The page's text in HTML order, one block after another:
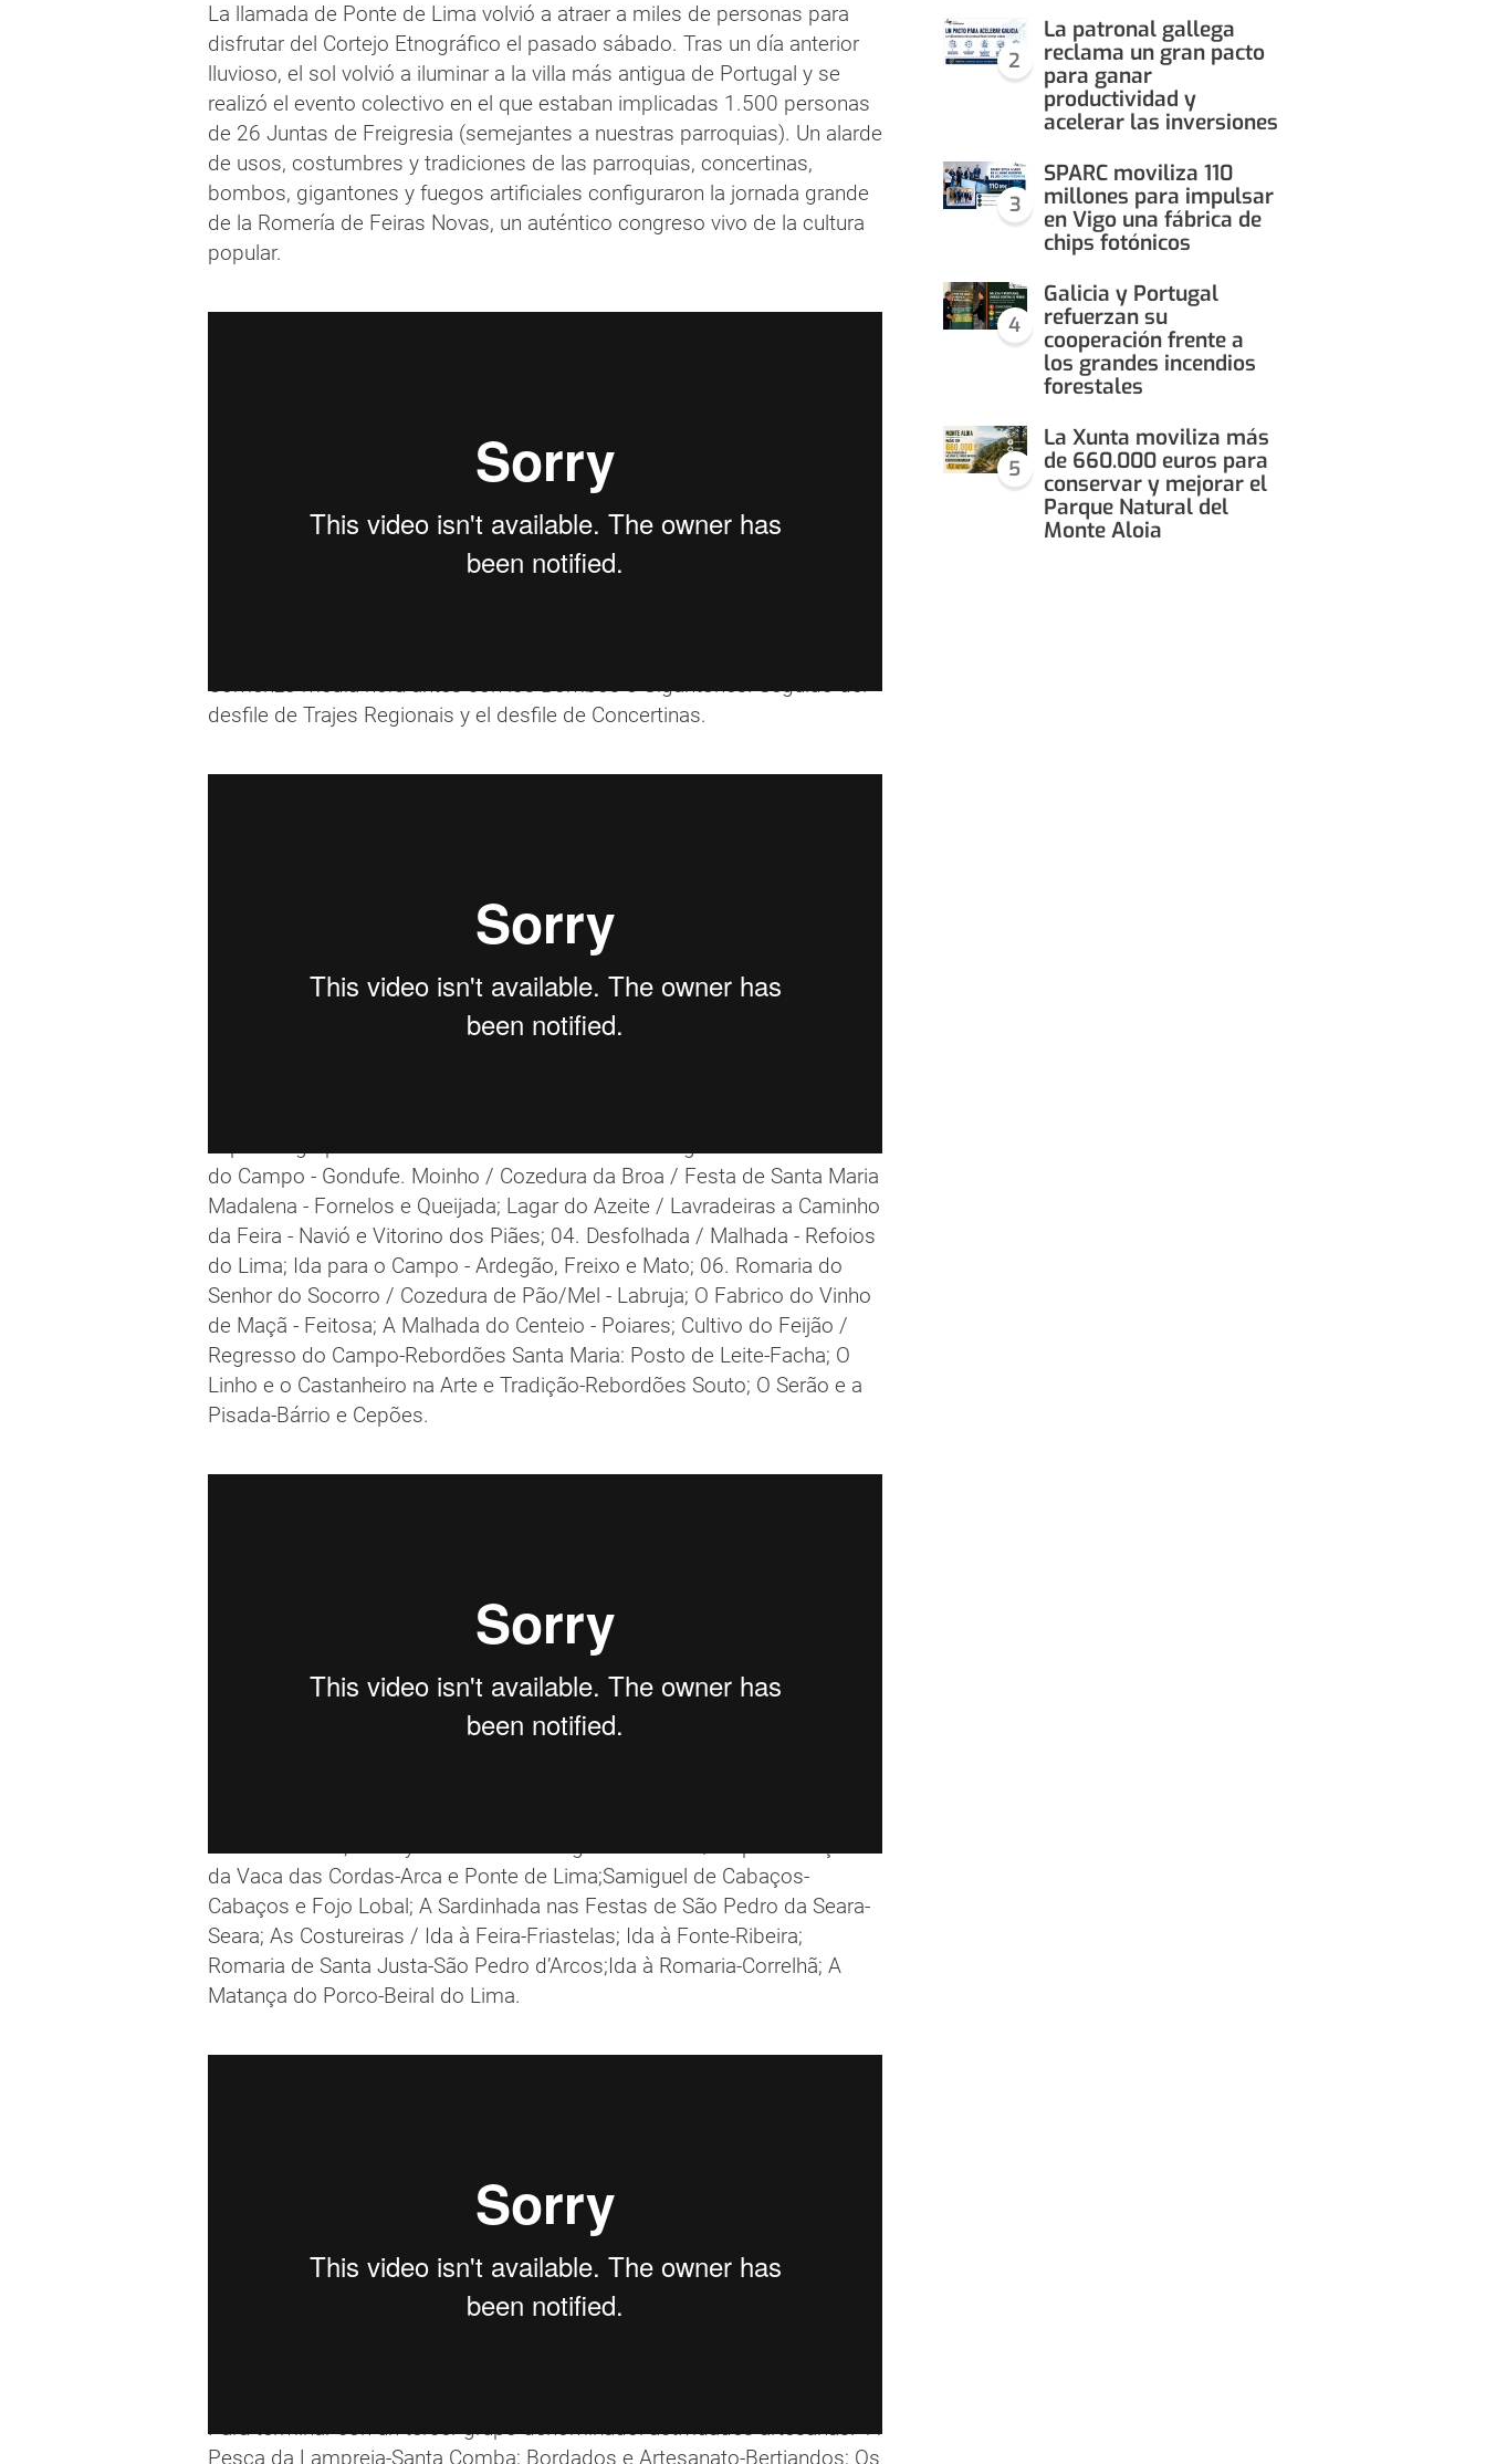
La llamada de Ponte de Lima volvió a atraer a miles de personas para
disfrutar del Cortejo Etnográfico el pasado sábado. Tras un día anterior
lluvioso, el sol volvió a iluminar a la villa más antigua de Portugal y se
realizó el evento colectivo en el que estaban implicadas 1.500 personas
de 26 Juntas de Freigresia (semejantes a nuestras parroquias). Un alarde
de usos, costumbres y tradiciones de las parroquias, concertinas,
bombos, gigantones y fuegos artificiales configuraron la jornada grande
de la Romería de Feiras Novas, un auténtico congreso vivo de la cultura
popular.
Comenzó media hora antes con los Bombos e Gigantones. Seguido del
desfile de Trajes Regionais y el desfile de Concertinas.
do Campo - Gondufe. Moinho / Cozedura da Broa / Festa de Santa Maria
Madalena - Fornelos e Queijada; Lagar do Azeite / Lavradeiras a Caminho
da Feira - Navió e Vitorino dos Piães; 04. Desfolhada / Malhada - Refoios
do Lima; Ida para o Campo - Ardegão, Freixo e Mato; 06. Romaria do
Senhor do Socorro / Cozedura de Pão/Mel - Labruja; O Fabrico do Vinho
de Maçã - Feitosa; A Malhada do Centeio - Poiares; Cultivo do Feijão /
Regresso do Campo-Rebordões Santa Maria: Posto de Leite-Facha; O
Linho e o Castanheiro na Arte e Tradição-Rebordões Souto; O Serão e a
Pisada-Bárrio e Cepões.
da Vaca das Cordas-Arca e Ponte de Lima;Samiguel de Cabaços-
Cabaços e Fojo Lobal; A Sardinhada nas Festas de São Pedro da Seara-
Seara; As Costureiras / Ida à Feira-Friastelas; Ida à Fonte-Ribeira;
Romaria de Santa Justa-São Pedro d’Arcos;Ida à Romaria-Correlhã; A
Matança do Porco-Beiral do Lima.
Pesca da Lampreia-Santa Comba; Bordados e Artesanato-Bertiandos; Os
2
La patronal gallega
reclama un gran pacto
para ganar
productividad y
acelerar las inversiones
3
SPARC moviliza 110
millones para impulsar
en Vigo una fábrica de
chips fotónicos
4
Galicia y Portugal
refuerzan su
cooperación frente a
los grandes incendios
forestales
5
La Xunta moviliza más
de 660.000 euros para
conservar y mejorar el
Parque Natural del
Monte Aloia